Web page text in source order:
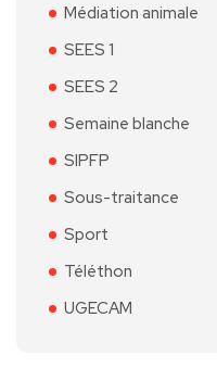
Médiation animale
SEES 1
SEES 2
Semaine blanche
SIPFP
Sous-traitance
Sport
Téléthon
UGECAM